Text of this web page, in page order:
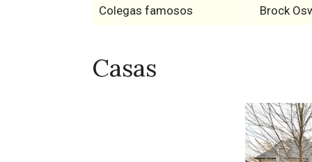
Colegas famosos Brock
Casas